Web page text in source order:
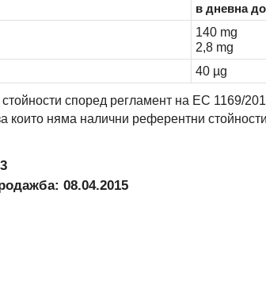
в дневна
140 mg
2,8 mg
40 µg
според регламент на ЕС 1169/
които няма налични референтни
08.04.2015